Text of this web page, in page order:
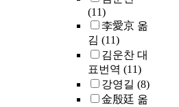
(11)
李愛京 옮
김 (11)
김운찬 대
표번역 (11)
강영길 (8)
金殷廷 옮